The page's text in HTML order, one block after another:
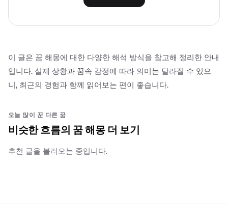
이 글은 꿈 해몽에 대한 다양한 해석 방식을 참고해 정리한 안내
입니다. 실제 상황과 꿈속 감정에 따라 의미는 달라질 수 있으
니, 최근의 경험과 함께 읽어보는 편이 좋습니다.
오늘 많이 꾼 다른 꿈
비슷한 흐름의 꿈 해몽 더 보기
추천 글을 불러오는 중입니다.